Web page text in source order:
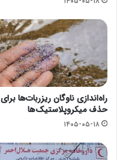
راه‌اندازی ناوگان ریزربات‌ها برای
حذف میکروپلاستیک‌ها
۱۴۰۵-۰۵-۱۸